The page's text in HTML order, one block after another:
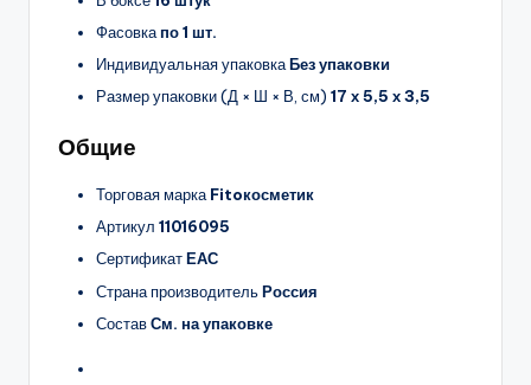
Фасовкапо 1 шт.
Индивидуальная упаковкаБез упаковки
Размер упаковки (Д × Ш × В, см) 17 х 5,5 х 3,5
Общие
Торговая марка Fitoкосметик
Артикул 11016095
СертификатЕАС
Страна производительРоссия
СоставСм. на упаковке